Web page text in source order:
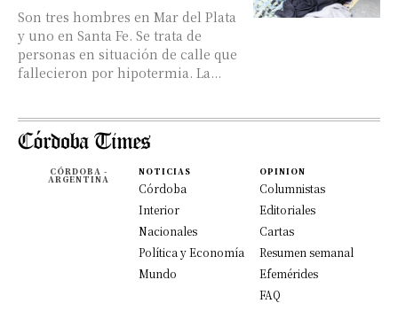
Son tres hombres en Mar del Plata
y uno en Santa Fe. Se trata de
personas en situación de calle que
fallecieron por hipotermia. La...
CÓRDOBA -
ARGENTINA
NOTICIAS
Córdoba
Interior
Nacionales
Política y Economía
Mundo
OPINION
Columnistas
Editoriales
Cartas
Resumen semanal
Efemérides
FAQ